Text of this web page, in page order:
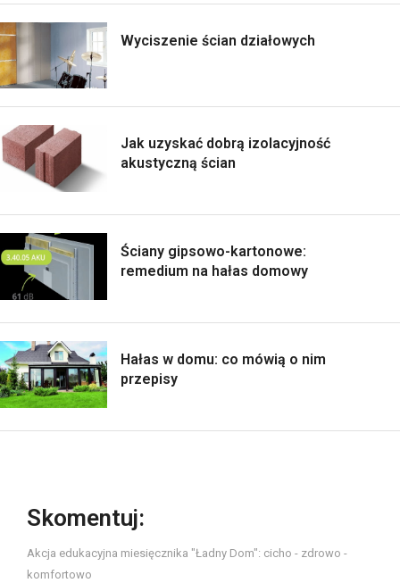
Wyciszenie ścian działowych
Jak uzyskać dobrą izolacyjność
akustyczną ścian
Ściany gipsowo-kartonowe:
remedium na hałas domowy
Hałas w domu: co mówią o nim
przepisy
Skomentuj:
Akcja edukacyjna miesięcznika "Ładny Dom": cicho - zdrowo -
komfortowo